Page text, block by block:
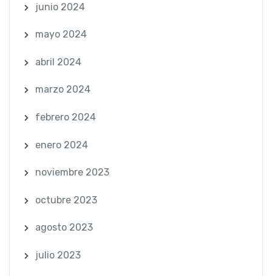
junio 2024
mayo 2024
abril 2024
marzo 2024
febrero 2024
enero 2024
noviembre 2023
octubre 2023
agosto 2023
julio 2023